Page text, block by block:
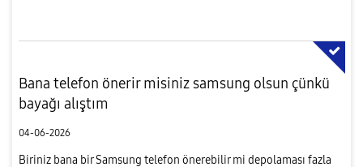
Bana telefon önerir misiniz samsung olsun çünkü
bayağı alıştım
04-06-2026
Biriniz bana bir Samsung telefon önerebilir mi depolaması fazla